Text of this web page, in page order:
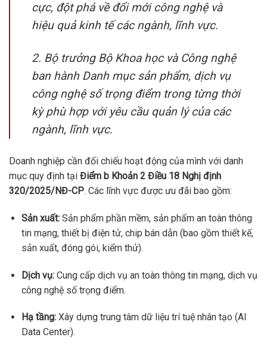
cực, đột phá về đổi mới công nghệ và
hiệu quả kinh tế các ngành, lĩnh vực.
2. Bộ trưởng Bộ Khoa học và Công nghệ
ban hành Danh mục sản phẩm, dịch vụ
công nghệ số trọng điểm trong từng thời
kỳ phù hợp với yêu cầu quản lý của các
ngành, lĩnh vực.
Doanh nghiệp cần đối chiếu hoạt động của mình với danh
mục quy định tại Điểm b Khoản 2 Điều 18 Nghị định
320/2025/NĐ-CP. Các lĩnh vực được ưu đãi bao gồm:
Sản xuất:Sản phẩm phần mềm, sản phẩm an toàn thông
tin mạng, thiết bị điện tử, chip bán dẫn (bao gồm thiết kế,
sản xuất, đóng gói, kiểm thử).
Dịch vụ:Cung cấp dịch vụ an toàn thông tin mạng, dịch vụ
công nghệ số trọng điểm.
Hạ tầng:Xây dựng trung tâm dữ liệu trí tuệ nhân tạo (AI
Data Center).